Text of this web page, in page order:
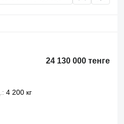
24 130 000 тенге
4 200 кг